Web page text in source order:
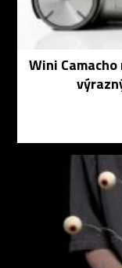
Wini